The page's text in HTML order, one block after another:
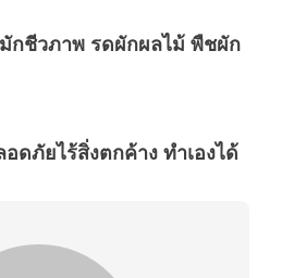
กชีวภาพ รดผักผลไม้ พืชผัก
ดภัยไร้สิ่งตกค้าง ทำเองได้